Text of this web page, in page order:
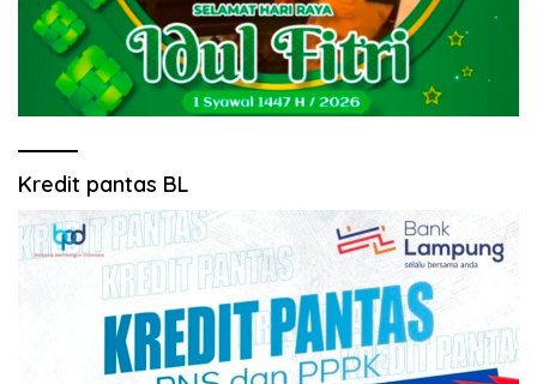
Kredit pantas BL